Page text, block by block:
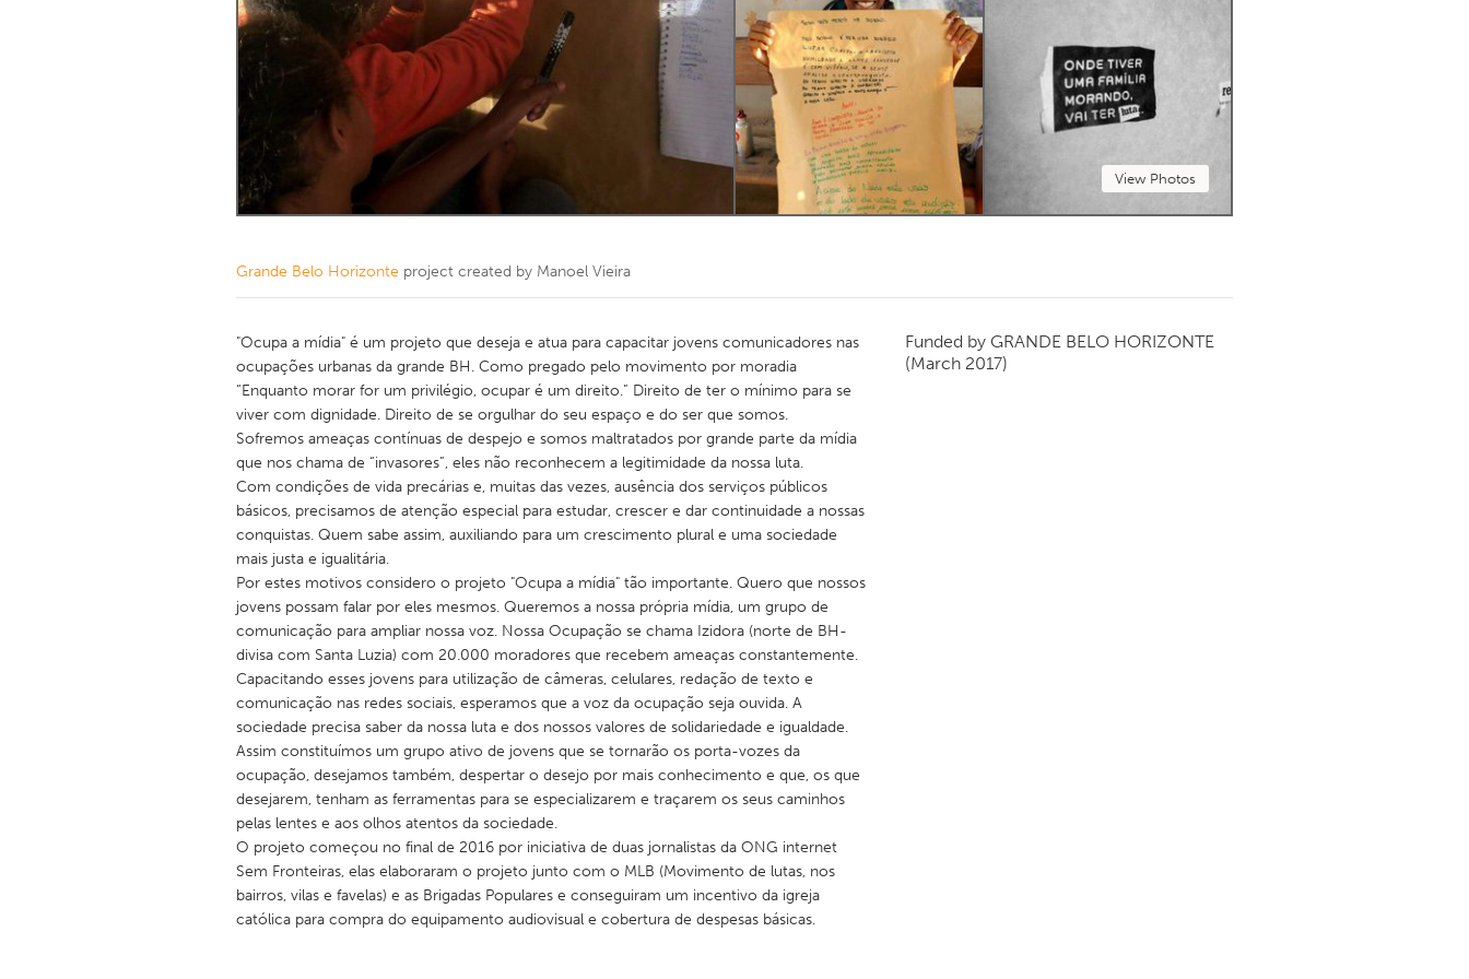
View Photos
Grande Belo Horizonte project created by Manoel Vieira
"Ocupa a mídia" é um projeto que deseja e atua para capacitar jovens comunicadores nas
ocupações urbanas da grande BH. Como pregado pelo movimento por moradia
“Enquanto morar for um privilégio, ocupar é um direito.” Direito de ter o mínimo para se
viver com dignidade. Direito de se orgulhar do seu espaço e do ser que somos.
Sofremos ameaças contínuas de despejo e somos maltratados por grande parte da mídia
que nos chama de “invasores”, eles não reconhecem a legitimidade da nossa luta.
Com condições de vida precárias e, muitas das vezes, ausência dos serviços públicos
básicos, precisamos de atenção especial para estudar, crescer e dar continuidade a nossas
conquistas. Quem sabe assim, auxiliando para um crescimento plural e uma sociedade
mais justa e igualitária.
Por estes motivos considero o projeto "Ocupa a mídia" tão importante. Quero que nossos
jovens possam falar por eles mesmos. Queremos a nossa própria mídia, um grupo de
comunicação para ampliar nossa voz. Nossa Ocupação se chama Izidora (norte de BH-
divisa com Santa Luzia) com 20.000 moradores que recebem ameaças constantemente.
Capacitando esses jovens para utilização de câmeras, celulares, redação de texto e
comunicação nas redes sociais, esperamos que a voz da ocupação seja ouvida. A
sociedade precisa saber da nossa luta e dos nossos valores de solidariedade e igualdade.
Assim constituímos um grupo ativo de jovens que se tornarão os porta-vozes da
ocupação, desejamos também, despertar o desejo por mais conhecimento e que, os que
desejarem, tenham as ferramentas para se especializarem e traçarem os seus caminhos
pelas lentes e aos olhos atentos da sociedade.
O projeto começou no final de 2016 por iniciativa de duas jornalistas da ONG internet
Sem Fronteiras, elas elaboraram o projeto junto com o MLB (Movimento de lutas, nos
bairros, vilas e favelas) e as Brigadas Populares e conseguiram um incentivo da igreja
católica para compra do equipamento audiovisual e cobertura de despesas básicas.
Funded by GRANDE BELO HORIZONTE
(March 2017)